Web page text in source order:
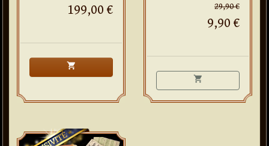
199,00 €
shopping_cart
29,90 €
9,90 €
shopping_cart